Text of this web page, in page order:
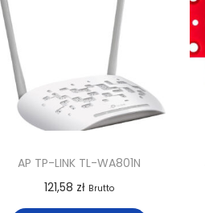
AP TP-LINK TL-WA801N
121,58 zł Brutto